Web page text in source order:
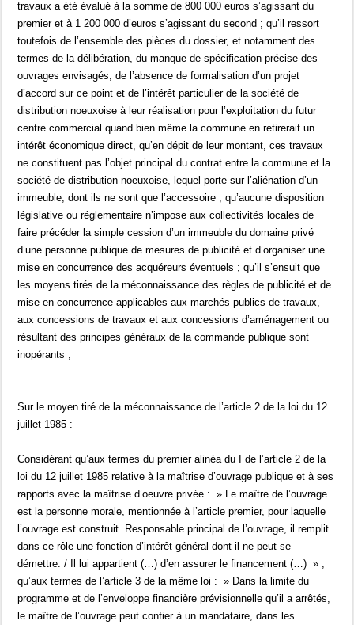
travaux a été évalué à la somme de 800 000 euros s’agissant du
premier et à 1 200 000 d’euros s’agissant du second ; qu’il ressort
toutefois de l’ensemble des pièces du dossier, et notamment des
termes de la délibération, du manque de spécification précise des
ouvrages envisagés, de l’absence de formalisation d’un projet
d’accord sur ce point et de l’intérêt particulier de la société de
distribution noeuxoise à leur réalisation pour l’exploitation du futur
centre commercial quand bien même la commune en retirerait un
intérêt économique direct, qu’en dépit de leur montant, ces travaux
ne constituent pas l’objet principal du contrat entre la commune et la
société de distribution noeuxoise, lequel porte sur l’aliénation d’un
immeuble, dont ils ne sont que l’accessoire ; qu’aucune disposition
législative ou réglementaire n’impose aux collectivités locales de
faire précéder la simple cession d’un immeuble du domaine privé
d’une personne publique de mesures de publicité et d’organiser une
mise en concurrence des acquéreurs éventuels ; qu’il s’ensuit que
les moyens tirés de la méconnaissance des règles de publicité et de
mise en concurrence applicables aux marchés publics de travaux,
aux concessions de travaux et aux concessions d’aménagement ou
résultant des principes généraux de la commande publique sont
inopérants ;
Sur le moyen tiré de la méconnaissance de l’article 2 de la loi du 12
juillet 1985 :
Considérant qu’aux termes du premier alinéa du I de l’article 2 de la
loi du 12 juillet 1985 relative à la maîtrise d’ouvrage publique et à ses
rapports avec la maîtrise d’oeuvre privée : » Le maître de l’ouvrage
est la personne morale, mentionnée à l’article premier, pour laquelle
l’ouvrage est construit. Responsable principal de l’ouvrage, il remplit
dans ce rôle une fonction d’intérêt général dont il ne peut se
démettre. / Il lui appartient (…) d’en assurer le financement (…) » ;
qu’aux termes de l’article 3 de la même loi : » Dans la limite du
programme et de l’enveloppe financière prévisionnelle qu’il a arrêtés,
le maître de l’ouvrage peut confier à un mandataire, dans les